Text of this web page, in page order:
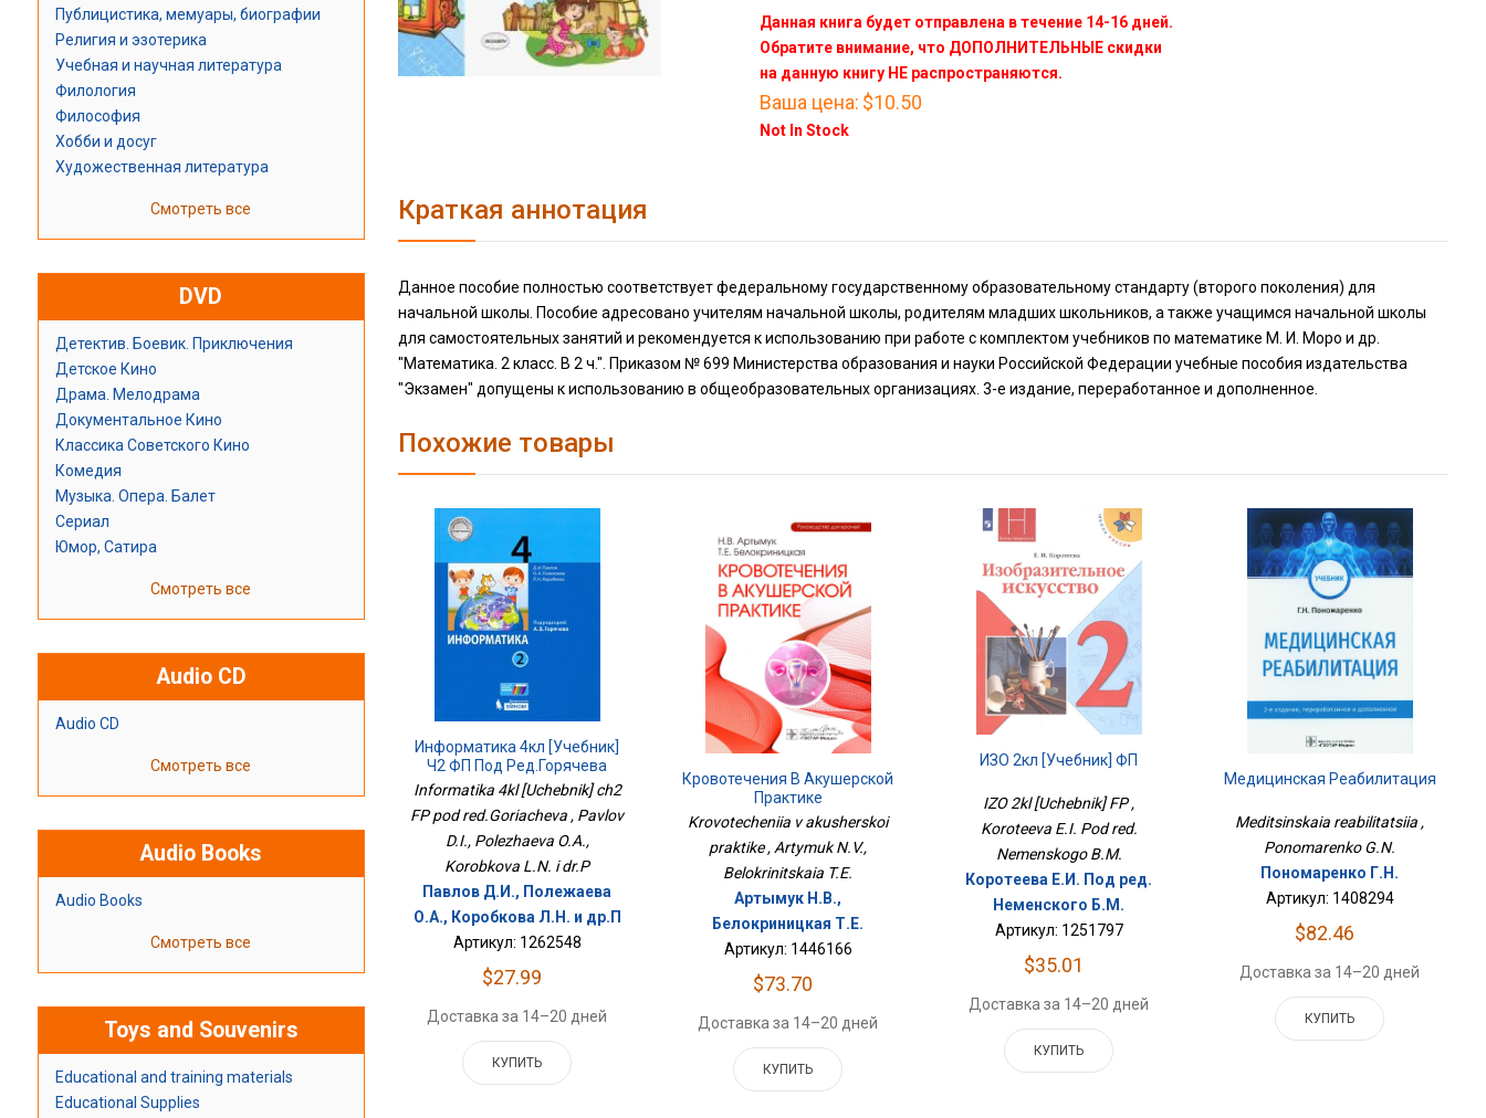
Публицистика, мемуары, биографии
Религия и эзотерика
Учебная и научная литература
Филология
Философия
Хобби и досуг
Художественная литература
Смотреть все
DVD
Детектив. Боевик. Приключения
Детское Кино
Драма. Мелодрама
Документальное Кино
Классика Советского Кино
Комедия
Музыка. Опера. Балет
Сериал
Юмор, Сатира
Смотреть все
Audio CD
Audio CD
Смотреть все
Audio Books
Audio Books
Смотреть все
Toys and Souvenirs
Educational and training materials
Educational Supplies
Данная книга будет отправлена в течение 14-16 дней.
Обратите внимание, что ДОПОЛНИТЕЛЬНЫЕ скидки
на данную книгу НЕ распространяются.
Ваша цена: $10.50
Not In Stock
Краткая аннотация
Данное пособие полностью соответствует федеральному государственному образовательному стандарту (второго поколения) для
начальной школы. Пособие адресовано учителям начальной школы, родителям младших школьников, а также учащимся начальной школы
для самостоятельных занятий и рекомендуется к использованию при работе с комплектом учебников по математике М. И. Моро и др.
"Математика. 2 класс. В 2 ч.". Приказом № 699 Министерства образования и науки Российской Федерации учебные пособия издательства
"Экзамен" допущены к использованию в общеобразовательных организациях. 3-е издание, переработанное и дополненное.
Похожие товары
Информатика 4кл [Учебник]
Ч2 ФП Под Ред.Горячева
Informatika 4kl [Uchebnik] ch2
FP pod red.Goriacheva , Pavlov
D.I., Polezhaeva O.A.,
Korobkova L.N. i dr.P
Павлов Д.И., Полежаева
О.А., Коробкова Л.Н. и др.П
Артикул: 1262548
$27.99
Доставка за 14–20 дней
КУПИТЬ
Кровотечения В Акушерской
Практике
Krovotecheniia v akusherskoi
praktike , Artymuk N.V.,
Belokrinitskaia T.E.
Артымук Н.В.,
Белокриницкая Т.Е.
Артикул: 1446166
$73.70
Доставка за 14–20 дней
КУПИТЬ
ИЗО 2кл [Учебник] ФП
IZO 2kl [Uchebnik] FP ,
Koroteeva E.I. Pod red.
Nemenskogo B.M.
Коротеева Е.И. Под ред.
Неменского Б.М.
Артикул: 1251797
$35.01
Доставка за 14–20 дней
КУПИТЬ
Медицинская Реабилитация
Meditsinskaia reabilitatsiia ,
Ponomarenko G.N.
Пономаренко Г.Н.
Артикул: 1408294
$82.46
Доставка за 14–20 дней
КУПИТЬ